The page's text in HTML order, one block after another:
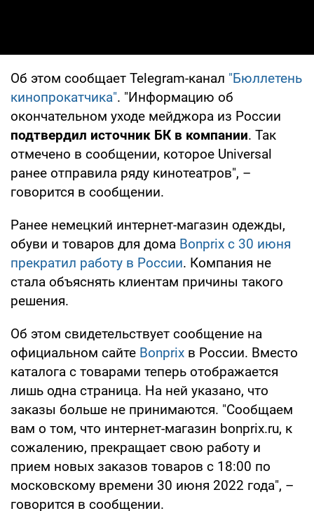
Об этом сообщает Telegram-канал "Бюллетень
кинопрокатчика". "Информацию об
окончательном уходе мейджора из России
подтвердил источник БК в компании. Так
отмечено в сообщении, которое Universal
ранее отправила ряду кинотеатров", –
говорится в сообщении.
Ранее немецкий интернет-магазин одежды,
обуви и товаров для дома Bonprix с 30 июня
прекратил работу в России. Компания не
стала объяснять клиентам причины такого
решения.
Об этом свидетельствует сообщение на
официальном сайте Bonprix в России. Вместо
каталога с товарами теперь отображается
лишь одна страница. На ней указано, что
заказы больше не принимаются. "Сообщаем
вам о том, что интернет-магазин bonprix.ru, к
сожалению, прекращает свою работу и
прием новых заказов товаров с 18:00 по
московскому времени 30 июня 2022 года", –
говорится в сообщении.